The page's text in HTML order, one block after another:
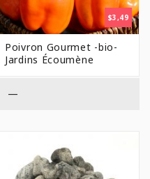
$3,49
Poivron Gourmet -bio-
Jardins Écoumène
—